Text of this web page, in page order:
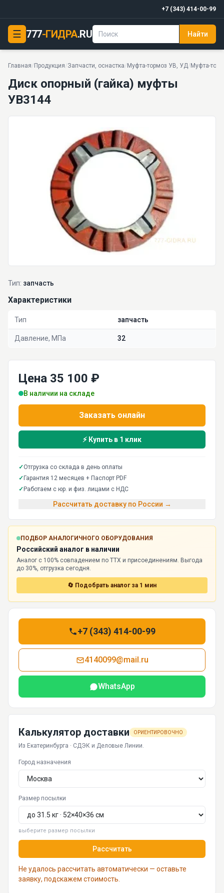
+7 (343) 414-00-99
☰ 777-ГИДРА.RU Найти
Главная/ Продукция/Запчасти, оснастка/ Муфта-тормоз УВ, УД/ Муфта-
32 МПа
Диск опорный (гайка) муфты
УВ3144
Тип: запчасть
Характеристики
Тип запчасть
Давление, МПа 32
Цена 35 100 ₽
В наличии на складе
Заказать онлайн
⚡ Купить в 1 клик
✓Отгрузка со склада в день оплаты
✓ Гарантия 12 месяцев + Паспорт PDF
✓ Работаем с юр. и физ. лицами с НДС
Рассчитать доставку по России →
ПОДБОР АНАЛОГИЧНОГО ОБОРУДОВАНИЯ
Российский аналог в наличии
Аналог с 100% совпадением по ТТХ и присоединениям. Выгода
до 30%, отгрузка сегодня.
🔄 Подобрать аналог за 1 мин
+7 (343) 414-00-99
4140099@mail.ru
WhatsApp
Калькулятор доставки ОРИЕНТИРОВОЧНО
Из Екатеринбурга · СДЭК и Деловые Линии.
Город назначения
Размер посылки
выберите размер посылки
Рассчитать
Не удалось рассчитать автоматически — оставьте
заявку, подскажем стоимость.